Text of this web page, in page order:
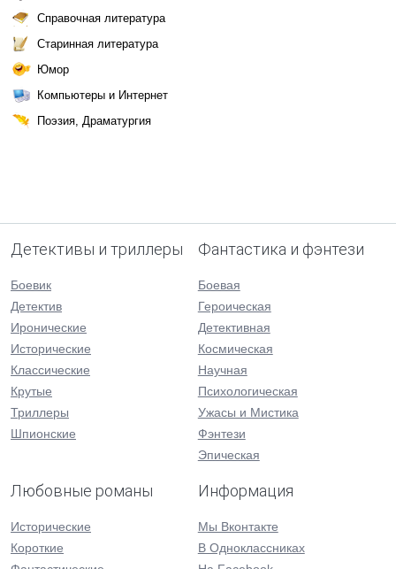
Справочная литература
Старинная литература
Юмор
Компьютеры и Интернет
Поэзия, Драматургия
Детективы и триллеры
Боевик
Детектив
Иронические
Исторические
Классические
Крутые
Триллеры
Шпионские
Фантастика и фэнтези
Боевая
Героическая
Детективная
Космическая
Научная
Психологическая
Ужасы и Мистика
Фэнтези
Эпическая
Любовные романы
Исторические
Короткие
Информация
Мы Вконтакте
В Одноклассниках